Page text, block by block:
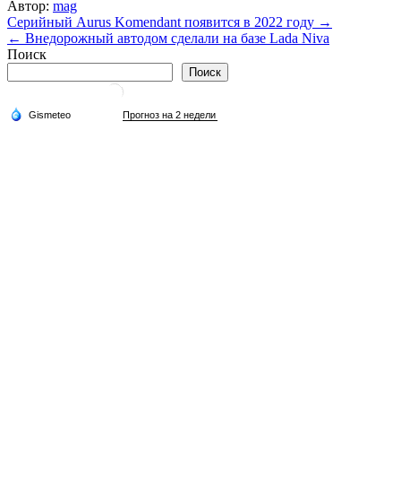
Автор: mag
Навигация
по
Серийный Aurus Komendant появится в 2022 году →
← Внедорожный автодом сделали на базе Lada Niva
Поиск
Поиск